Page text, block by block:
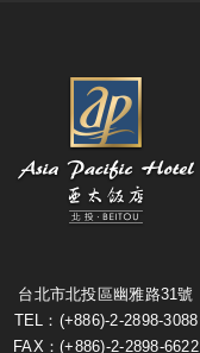
台北市北投區幽雅路31號
TEL：(+886)-2-2898-3088
FAX：(+886)-2-2898-6622